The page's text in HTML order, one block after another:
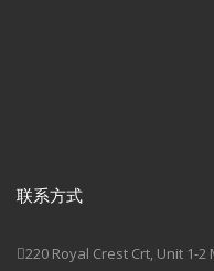
联系方式
220 Royal Crest Crt, Unit 1-2